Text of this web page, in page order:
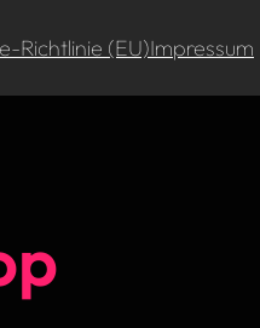
Richtlinie (EU)Impressum